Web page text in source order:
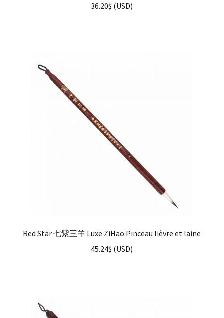
36.20$ (USD)
Red Star 七紫三羊 Luxe ZiHao Pinceau lièvre et laine
45.24$ (USD)